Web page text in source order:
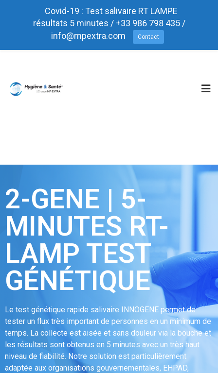
2-GENE | 5-
MINUTES RT-
LAMP TEST
GÉNÉTIQUE
Le test génétique rapide salivaire INNOGENE permet de
tester un flux très important de personnes en un minimum de
temps. La collecte est aisée et sans douleur via la bouche et
les résultats sont obtenus en 5 minutes avec un très haut
niveau de fiabilité. Notre solution est particulièrement
adaptée aux organisations gouvernementales, EHPAD,
Covid-19 : Test salivaire RT LAMPE
résultats 5 minutes / +33 986 798 435 /
info@mpextra.com
Contact